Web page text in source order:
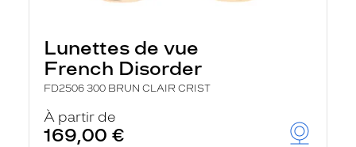
Lunettes de vue
French Disorder
FD2506 300 BRUN CLAIR CRIST
À partir de
169,00 €